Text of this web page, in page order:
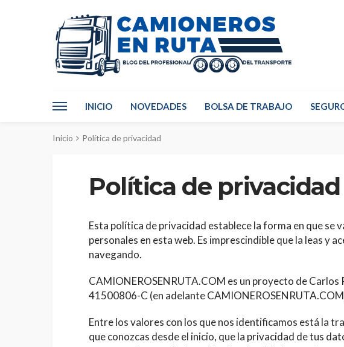
INICIO NOVEDADES BOLSA DE TRABAJO
Inicio Política de privacidad
Política de privacidad
Esta política de privacidad establece la forma en que se
personales en esta web. Es imprescindible que la leas y
navegando.
CAMIONEROSENRUTA.COM es un proyecto de Carlos
41500806-C (en adelante
Entre los valores con los que nos identificamos está la
que conozcas desde el inicio, que la privacidad de tus